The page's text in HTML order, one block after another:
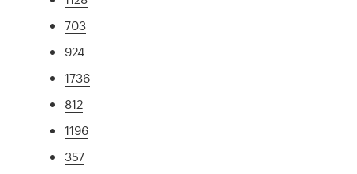
703
924
1736
812
1196
357